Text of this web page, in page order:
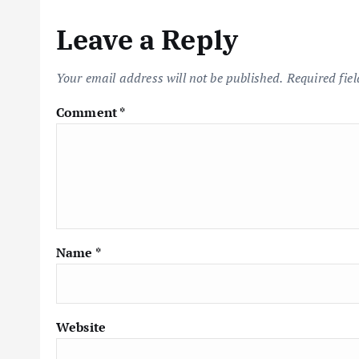
Leave a Reply
Your email address will not be published. Required
Comment*
Name *
Website